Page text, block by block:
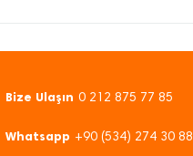
Bize Ulaşın 0 212 875 77 85
Whatsapp +90 (534) 274 30 88